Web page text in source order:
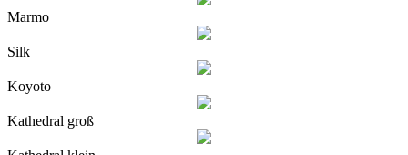
Marmo
Silk
Koyoto
Kathedral groß